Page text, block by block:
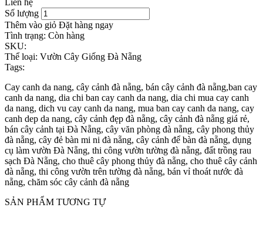
Số lượng
Thêm vào giỏ Đặt hàng ngay
Tình trạng: Còn hàng
SKU:
Thể loại: Vườn Cây Giống Đà Nẵng
Tags:
Cay canh da nang, cây cảnh đà nẵng, bán cây cảnh đà nẵng,ban cay
canh da nang, dia chi ban cay canh da nang, dia chi mua cay canh
da nang, dich vu cay canh da nang, mua ban cay canh da nang, cay
canh dep da nang, cây cảnh đẹp đà nẵng, cây cảnh đà nẵng giá rẻ,
bán cây cảnh tại Đà Nẵng, cây văn phòng đà nẵng, cây phong thủy
đà nẵng, cây đẻ bàn mi ni đà nẵng, cây cảnh để bàn đà nẵng, dụng
cụ làm vườn Đà Nẵng, thi công vườn tường đà nẵng, đất trồng rau
sạch Đà Nẵng, cho thuê cây phong thủy đà nẵng, cho thuê cây cảnh
đà nẵng, thi công vườn trên tường đà nẵng, bán vỉ thoát nước đà
nẵng, chăm sóc cây cảnh đà nẵng
SẢN PHẨM TƯƠNG TỰ